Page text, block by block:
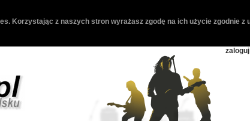
Korzystając z naszych stron wyrażasz zgodę na ich użycie zgodnie z